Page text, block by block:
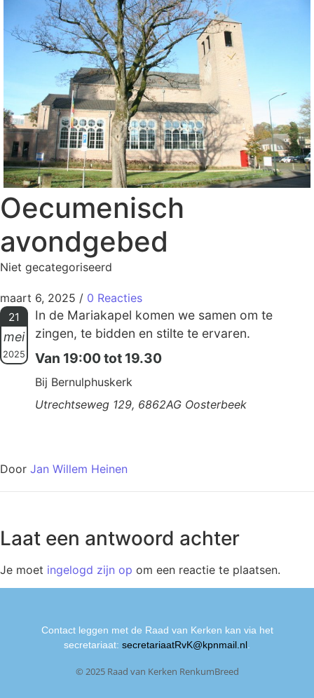
Oecumenisch
avondgebed
Niet gecategoriseerd
maart 6, 2025 / 0 Reacties
21
mei
2025
In de Mariakapel komen we samen om te
zingen, te bidden en stilte te ervaren.
Van 19:00 tot 19.30
Bij Bernulphuskerk
Utrechtseweg 129, 6862AG Oosterbeek
Door Jan Willem Heinen
Laat een antwoord achter
Je moet ingelogd zijn op om een reactie te plaatsen.
Contact leggen met de Raad van Kerken kan via het
secretariaat: secretariaatRvK@kpnmail.nl.
© 2025 Raad van Kerken RenkumBreed